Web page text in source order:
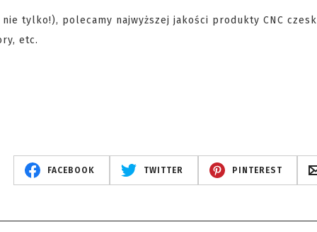
tylko!), polecamy najwyższej jakości produkty CNC
etc.
FACEBOOK TWITTER PINTEREST